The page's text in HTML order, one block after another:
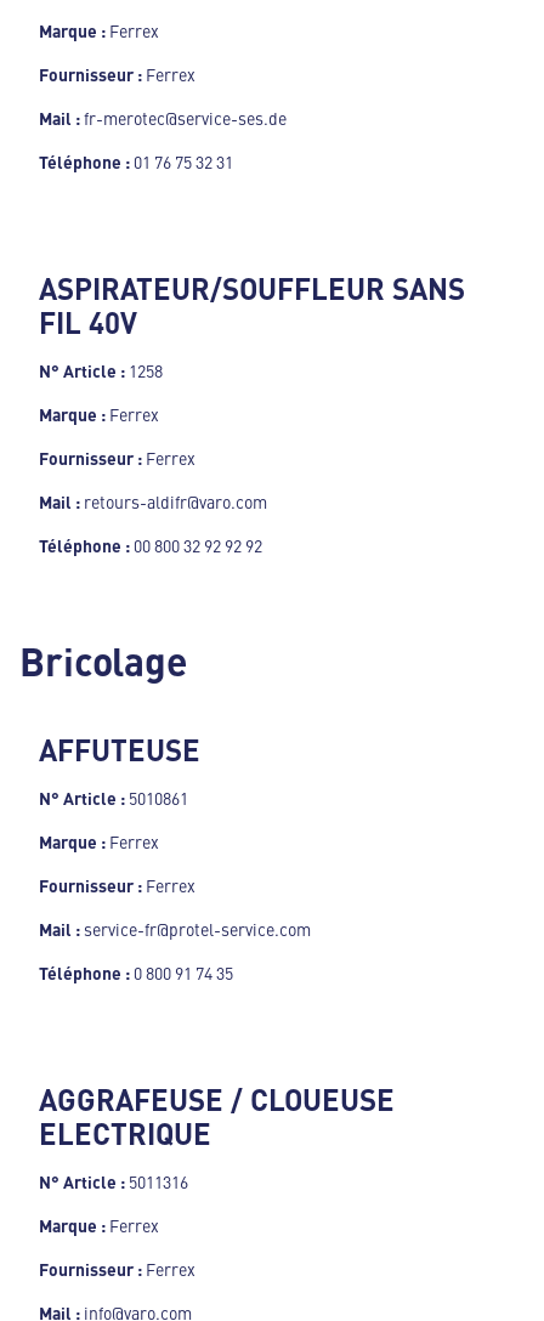
Marque : Ferrex
Fournisseur : Ferrex
Mail :fr-merotec@service-ses.de
Téléphone : 01 76 75 32 31
ASPIRATEUR/SOUFFLEUR SANS
FIL 40V
N° Article : 1258
Marque : Ferrex
Fournisseur : Ferrex
Mail : retours-aldifr@varo.com
Téléphone : 00 800 32 92 92 92
Bricolage
AFFUTEUSE
N° Article : 5010861
Marque : Ferrex
Fournisseur : Ferrex
Mail : service-fr@protel-service.com
Téléphone : 0 800 91 74 35
AGGRAFEUSE / CLOUEUSE
ELECTRIQUE
N° Article : 5011316
Marque : Ferrex
Fournisseur : Ferrex
Mail : info@varo.com